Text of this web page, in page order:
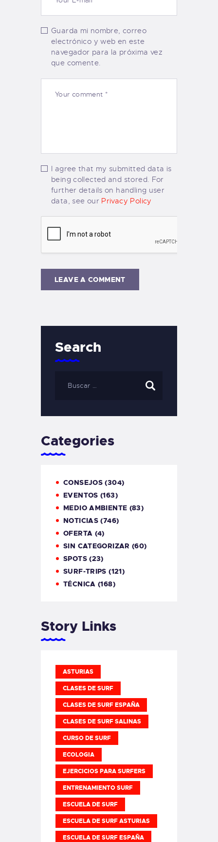
Guarda mi nombre, correo
electrónico y web en este
navegador para la próxima vez
que comente.
I agree that my submitted data is
being collected and stored. For
further details on handling user
data, see our Privacy Policy
Search
Categories
CONSEJOS (304)
EVENTOS (163)
MEDIO AMBIENTE (83)
NOTICIAS (746)
OFERTA (4)
SIN CATEGORIZAR (60)
SPOTS(23)
SURF-TRIPS (121)
TÉCNICA (168)
Story Links
ASTURIAS
CLASES DE SURF
CLASES DE SURF ESPAÑA
CLASES DE SURF SALINAS
CURSO DE SURF
ECOLOGIA
EJERCICIOS PARA SURFERS
ENTRENAMIENTO SURF
ESCUELA DE SURF
ESCUELA DE SURF ASTURIAS
ESCUELA DE SURF ESPAÑA